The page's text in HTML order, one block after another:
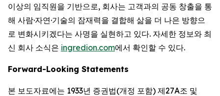
이상의 임직원을 기반으로, 회사는 고객과의 공동 창출을 통
해 사람·자연·기술의 잠재력을 결합해 삶을 더 나은 방향으
로 변화시키겠다는 사명을 실현하고 있다. 자세한 정보와 최
신 회사 소식은 ingredion.com에서 확인할 수 있다.
Forward-Looking Statements
본 보도자료에는 1933년 증권법(개정 포함) 제27A조 및